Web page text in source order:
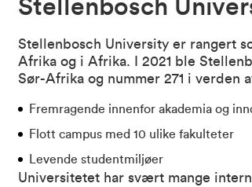
Stellenbosch
Stellenbosch University er rangert
Afrika og i Afrika. I 2021 ble
Sør-Afrika og nummer 271 i verden
Fremragende innenfor akademia og
Flott campus med 10 ulike fakulteter
Levende studentmiljøer
Universitetet har svært mange